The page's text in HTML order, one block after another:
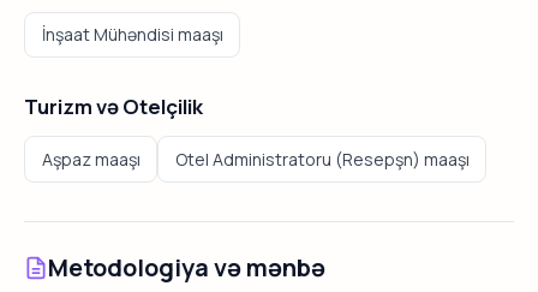
İnşaat Mühəndisi maaşı
Turizm və Otelçilik
Aşpaz maaşı Otel Administratoru (Resepşn) maaşı
Metodologiya və mənbə